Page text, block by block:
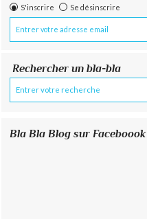
S'inscrire Se désinscrire
Rechercher un bla-bla
Bla Bla Blog sur Faceboook